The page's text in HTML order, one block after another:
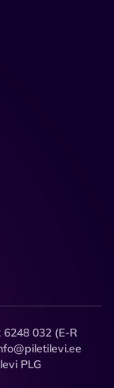
032 (E-R
PLG